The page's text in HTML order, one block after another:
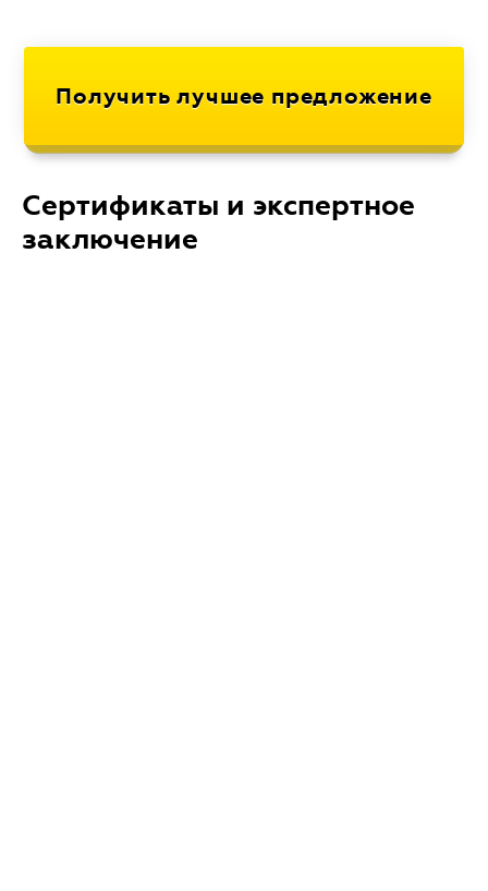
Сертификаты и экспертное
заключение